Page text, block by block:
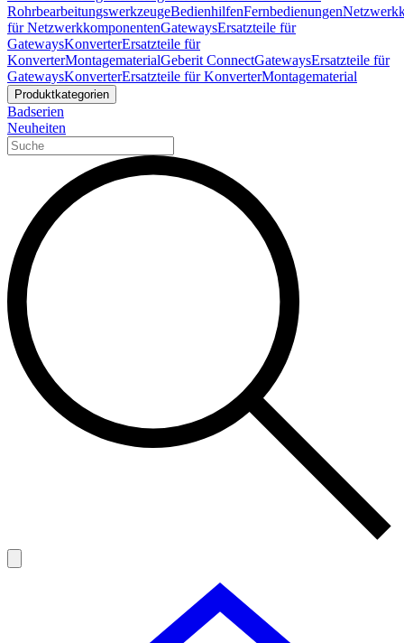
RohrbearbeitungswerkzeugeBedienhilfenFernbedienungen
für NetzwerkkomponentenGatewaysErsatzteile für
GatewaysKonverterErsatzteile für
KonverterMontagematerialGeberit ConnectGatewaysErsatzteile für
GatewaysKonverterErsatzteile für KonverterMontagematerial
Produktkategorien
Badserien
Neuheiten